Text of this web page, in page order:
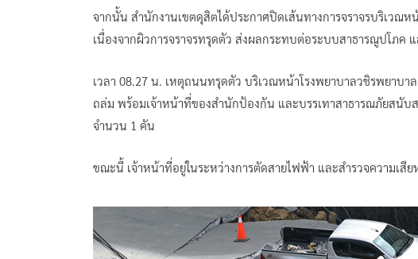
จากนั้น สำนักงานเขตดุสิตได้ประกาศปิดเส้นทางการจราจรบริเวณ
เนื่องจากผิวการจราจรทรุดตัว ส่งผลกระทบต่อระบบสาธารณูปโภค
เวลา 08.27 น. เหตุถนนทรุดตัว บริเวณหน้าโรงพยาบาลวชิรพยาบ
ถล่ม พร้อมเจ้าหน้าที่ของสำนักป้องกัน และบรรเทาสาธารณภัยสนั
จำนวน 1 คัน
ขณะนี้ เจ้าหน้าที่อยู่ในระหว่างการตัดสายไฟฟ้า และสำรวจความเสี